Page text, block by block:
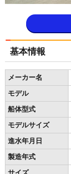
基本情報
メーカー名
モデル
船体型式
モデルサイズ
進水年月日
製造年式